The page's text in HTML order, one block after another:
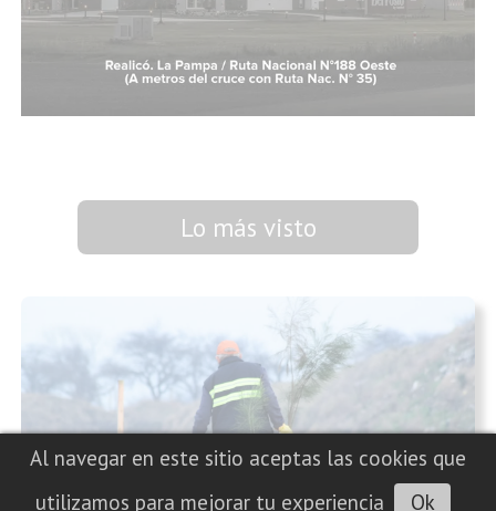
Lo más visto
Al navegar en este sitio aceptas las cookies que
utilizamos para mejorar tu experiencia
Ok